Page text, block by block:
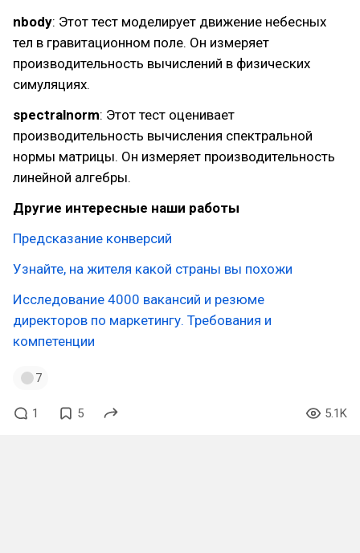
nbody: Этот тест моделирует движение небесных
тел в гравитационном поле. Он измеряет
производительность вычислений в физических
симуляциях.
spectralnorm: Этот тест оценивает
производительность вычисления спектральной
нормы матрицы. Он измеряет производительность
линейной алгебры.
Другие интересные наши работы
Предсказание конверсий
Узнайте, на жителя какой страны вы похожи
Исследование 4000 вакансий и резюме
директоров по маркетингу. Требования и
компетенции
7
1 5 5.1K